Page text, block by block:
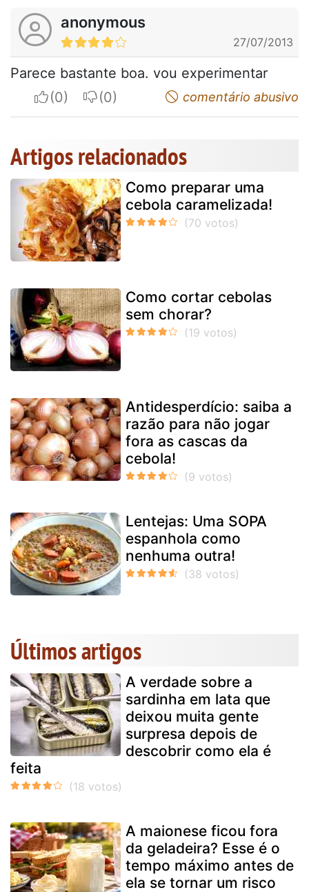
anonymous
27/07/2013
Parece bastante boa. vou experimentar
I apreciateI do not appreciatecomentário abusivo
Artigos relacionados
Como preparar uma
cebola caramelizada!
Como cortar cebolas
sem chorar?
Antidesperdício: saiba a
razão para não jogar
fora as cascas da
cebola!
Lentejas: Uma SOPA
espanhola como
nenhuma outra!
Últimos artigos
A verdade sobre a
sardinha em lata que
deixou muita gente
surpresa depois de
descobrir como ela é
feita
A maionese ficou fora
da geladeira? Esse é o
tempo máximo antes de
ela se tornar um risco